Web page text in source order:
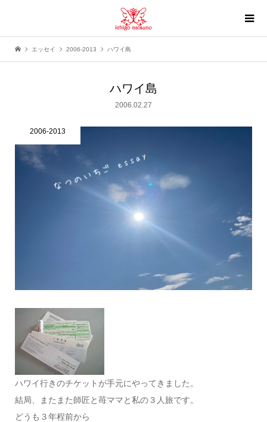
エッセイ 2006-2013 ハワイ島
ハワイ島
2006.02.27
2006-2013
ハワイ行きのチケットが手元にやってきました。
結局、またまた師匠と苺ママと私の３人旅です。
どうも３年程前から